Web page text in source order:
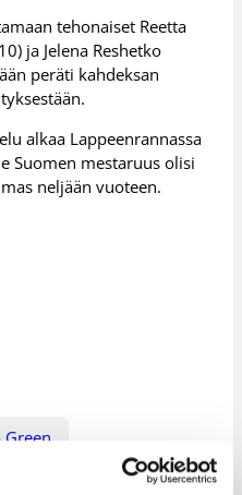
tehonaiset Reetta
ja Jelena Reshetko
peräti kahdeksan
alkaa Lappeenrannassa
Suomen mestaruus olisi
neljään vuoteen.
Green